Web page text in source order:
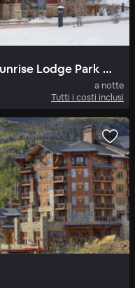
Hilton Grand Vacations Club Sunrise Lodge Park City
a notte
Tutti i costi inclusi